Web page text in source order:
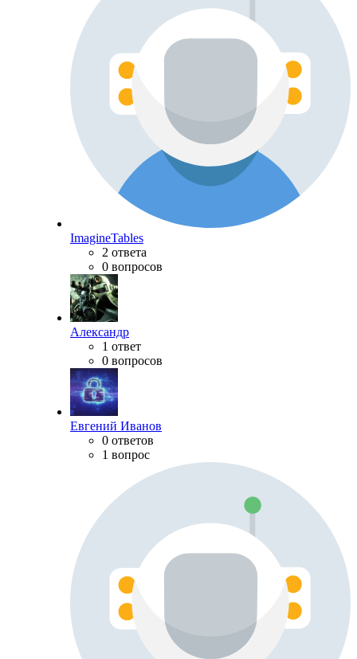
ImagineTables
2 ответа
0 вопросов
Александр
1 ответ
0 вопросов
Евгений Иванов
0 ответов
1 вопрос